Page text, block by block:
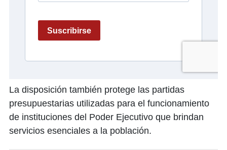
La disposición también protege las partidas
presupuestarias utilizadas para el funcionamiento
de instituciones del Poder Ejecutivo que brindan
servicios esenciales a la población.